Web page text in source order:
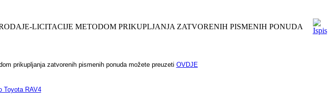
LICITACIJE METODOM PRIKUPLJANJA ZATVORENIH PISMENIH PONUDA
prikupljanja zatvorenih pismenih ponuda možete preuzeti OVDJE
Toyota RAV4